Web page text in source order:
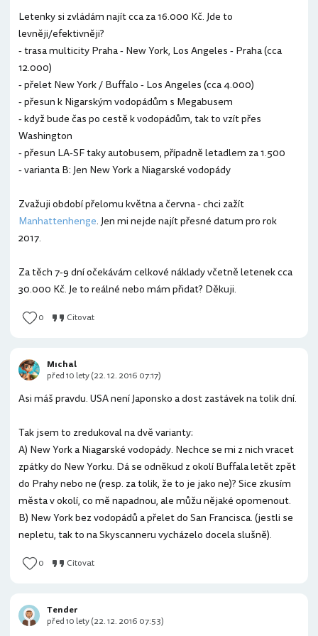
Letenky si zvládám najít cca za 16.000 Kč. Jde to
levněji/efektivněji?
- trasa multicity Praha - New York, Los Angeles - Praha (cca
12.000)
- přelet New York / Buffalo - Los Angeles (cca 4.000)
- přesun k Nigarským vodopádům s Megabusem
- když bude čas po cestě k vodopádům, tak to vzít přes
Washington
- přesun LA-SF taky autobusem, případně letadlem za 1.500
- varianta B: Jen New York a Niagarské vodopády
Zvažuji období přelomu května a června - chci zažít
Manhattenhenge. Jen mi nejde najít přesné datum pro rok
2017.
Za těch 7-9 dní očekávám celkové náklady včetně letenek cca
30.000 Kč. Je to reálné nebo mám přidat? Děkuji.
0 Citovat
Asi máš pravdu. USA není Japonsko a dost zastávek na tolik dní.
Tak jsem to zredukoval na dvě varianty:
A) New York a Niagarské vodopády. Nechce se mi z nich vracet
zpátky do New Yorku. Dá se odněkud z okolí Buffala letět zpět
do Prahy nebo ne (resp. za tolik, že to je jako ne)? Sice zkusím
města v okolí, co mě napadnou, ale můžu nějaké opomenout.
B) New York bez vodopádů a přelet do San Francisca. (jestli se
nepletu, tak to na Skyscanneru vycházelo docela slušně).
0 Citovat
Mıchal
před 10 lety (22. 12. 2016 07:17)
Tender
před 10 lety (22. 12. 2016 07:53)